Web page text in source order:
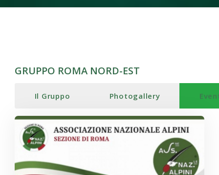
GRUPPO ROMA NORD-EST
Il Gruppo Photogallery